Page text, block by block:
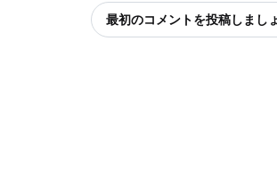
最初のコメントを投稿しまし